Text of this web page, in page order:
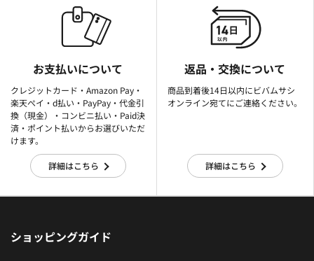
お支払いについて
クレジットカード・Amazon Pay・
楽天ぺイ・d払い・PayPay・代金引
換（現金）・コンビニ払い・Paid決
済・ポイント払いからお選びいただ
けます。
詳細はこちら
返品・交換について
商品到着後14日以内にビバムサシ
オンライン宛てにご連絡ください。
詳細はこちら
ショッピングガイド